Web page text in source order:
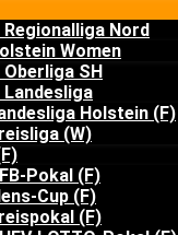
Regionalliga Nord
Women
Oberliga SH
Landesliga
Holstein (F)
(W)
Pokal (F)
Cup (F)
(F)